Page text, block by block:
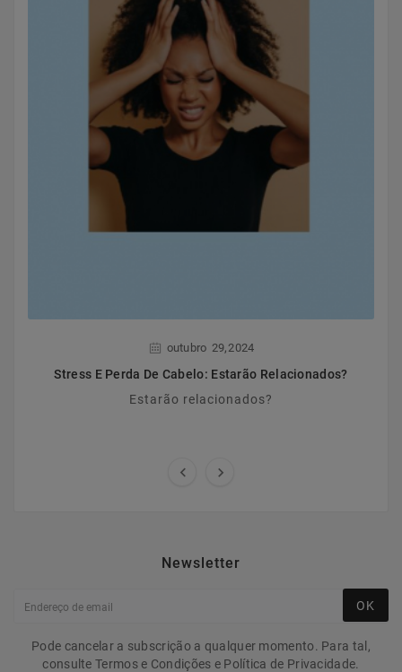
outubro 29, 2024
Stress E Perda De Cabelo: Estarão Relacionados?
Estarão relacionados?
 
Newsletter
OK
Pode cancelar a subscrição a qualquer momento. Para tal,
consulte Termos e Condições e Política de Privacidade.